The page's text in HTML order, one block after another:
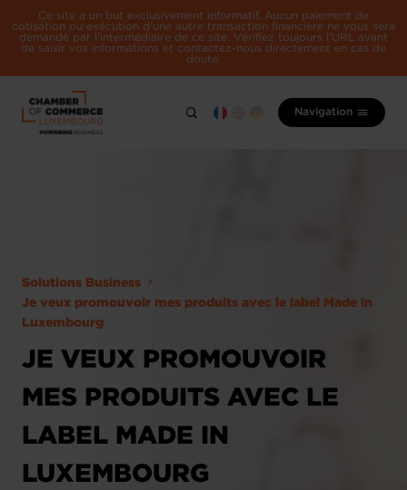
Ce site a un but exclusivement informatif. Aucun paiement de
cotisation ou exécution d'une autre transaction financière ne vous sera
demandé par l'intermédiaire de ce site. Vérifiez toujours l'URL avant
de saisir vos informations et contactez-nous directement en cas de
doute.
Navigation
Solutions Business
Je veux promouvoir mes produits avec le label Made in
Luxembourg
JE VEUX PROMOUVOIR
MES PRODUITS AVEC LE
LABEL MADE IN
LUXEMBOURG